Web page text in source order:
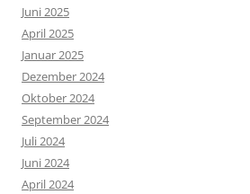
Juni 2025
April 2025
Januar 2025
Dezember 2024
Oktober 2024
September 2024
Juli 2024
Juni 2024
April 2024